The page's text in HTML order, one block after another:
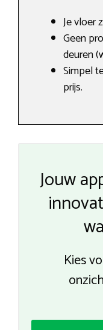
Je vloer
Geen
deuren
Simpel
prijs.
Jouw
Kies